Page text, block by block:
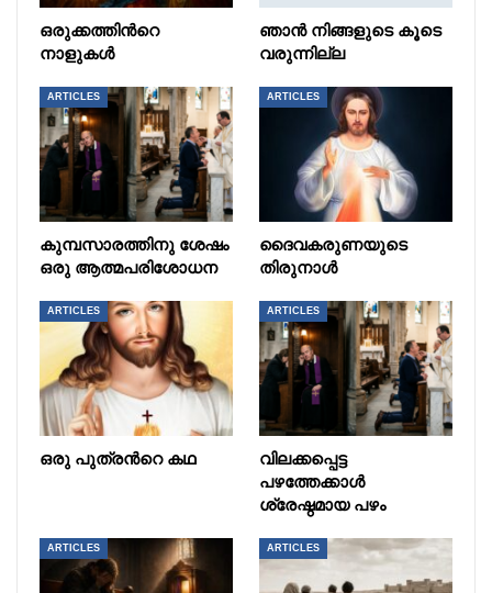
ഒരുക്കത്തിൻറെ
നാളുകൾ
ഞാൻ നിങ്ങളുടെ കൂടെ
വരുന്നില്ല
ARTICLES
കുമ്പസാരത്തിനു ശേഷം
ഒരു ആത്മപരിശോധന
ARTICLES
ദൈവകരുണയുടെ
തിരുനാൾ
ARTICLES
ഒരു പുത്രൻറെ കഥ
ARTICLES
വിലക്കപ്പെട്ട
പഴത്തേക്കാൾ
ശ്രേഷ്ഠമായ പഴം
ARTICLES ARTICLES